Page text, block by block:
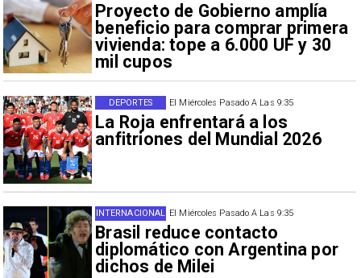
Proyecto de Gobierno amplía
beneficio para comprar primera
vivienda: tope a 6.000 UF y 30
mil cupos
El Miércoles Pasado A Las 9:35
La Roja enfrentará a los
anfitriones del Mundial 2026
DEPORTES
El Miércoles Pasado A Las 9:35
Brasil reduce contacto
diplomático con Argentina por
dichos de Milei
INTERNACIONAL